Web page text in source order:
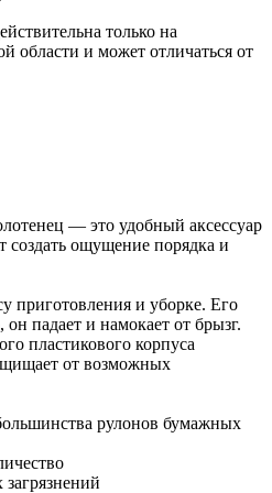
только на
области и может отличаться от
— это удобный аксессуар
создать ощущение порядка и
приготовления и уборке. Его
он падает и намокает от брызг.
пластикового корпуса
от возможных
рулонов бумажных